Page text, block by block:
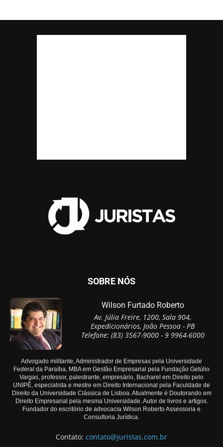
SOBRE NÓS
Wilson Furtado Roberto
Av. Júlia Freire, 1200, Sala 904,
Expedicionários, João Pessoa - PB
Telefone: (83) 3567-9000 - 9 9964-6000
Advogado militante, Administrador de Empresas pela Universidade
Federal da Paraíba, MBA em Gestão Empresarial pela Fundação Getúlio
Vargas, professor, palestrante, empresário, Bacharel em Direito pelo
UNIPÊ, especialista e mestre em Direito Internacional pela Faculdade de
Direito da Universidade Clássica de Lisboa. Atualmente é Doutorando em
Direito Empresarial pela mesma Universidade. Autor de livros e artigos.
Fundador do escritório de advocacia Wilson Roberto Assessoria e
Consultoria Jurídica.
Contato: contato@juristas.com.br